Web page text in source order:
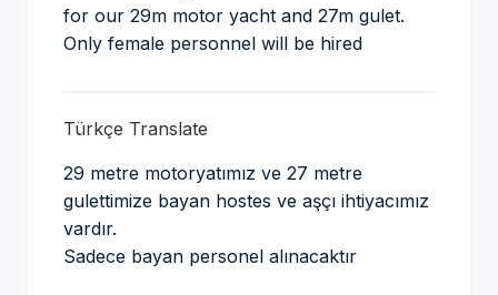
for our 29m motor yacht and 27m gulet.
Only female personnel will be hired
Türkçe Translate
29 metre motoryatımız ve 27 metre
gulettimize bayan hostes ve aşçı ihtiyacımız
vardır.
Sadece bayan personel alınacaktır